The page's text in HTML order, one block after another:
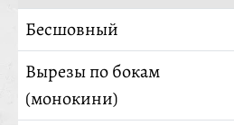
Бесшовный
Вырезы по бокам
(монокини)